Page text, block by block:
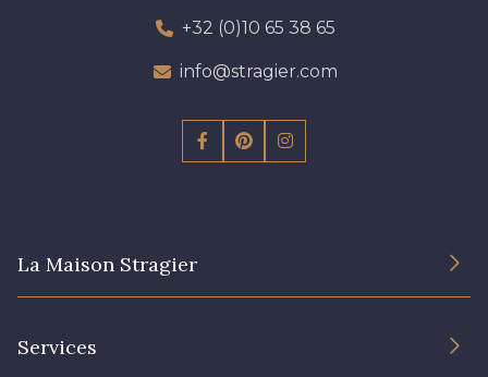
+32 (0)10 65 38 65
info@stragier.com
La Maison Stragier
Services